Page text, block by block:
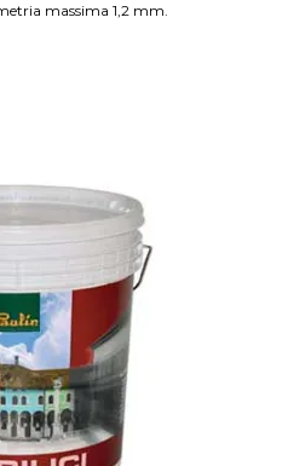
massima 1,2 mm.